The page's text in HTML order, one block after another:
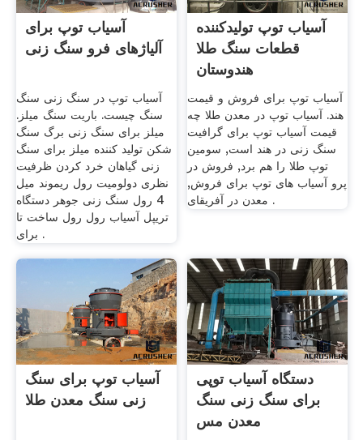
آسیاب توپ برای
آلیاژهای فرو سنگ زنی
آسیاب توپ در سنگ زنی سنگ
سنگ چیست. باریت سنگ میلز.
میلز برای سنگ زنی برگ سنگ
شکن تولید کننده میلز برای سنگ
زنی گیاهان خرد کردن ظرفیت
نظری دولومیت رول ریموند میل
4 رول سنگ زنی جوهر دستگاه
تریپل آسیاب رول رول ساخت تا
برای .
آسیاب توپ تولیدکننده
قطعات سنگ طلا
هندوستان
آسیاب توپ برای فروش و قیمت
هند. آسیاب توپ در معدن طلا چه
قیمت آسیاب توپ برای گرافیت
سنگ زنی در هند است, سومین
توپ طلا را هم برد, فروش در
پرو آسیاب های توپ برای فروش,
معدن در آفریقای .
آسیاب توپ برای سنگ
زنی سنگ معدن طلا
دستگاه آسیاب توپی
برای سنگ زنی سنگ
معدن مس